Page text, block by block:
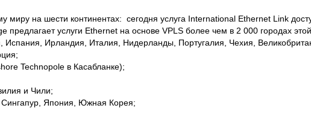
миру на шести континентах: сегодня услуга International Ethernet Link
предлагает услуги Ethernet на основе VPLS более чем в 2 000 городах
Испания, Ирландия, Италия, Нидерланды, Португалия, Чехия,
Technopole в Касабланке);
и Чили;
Сингапур, Япония, Южная Корея;